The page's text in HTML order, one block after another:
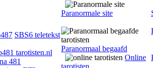
SBS6 teletekst
481
Paranormale site
Paranormaal begaafd
Online
tarotisten